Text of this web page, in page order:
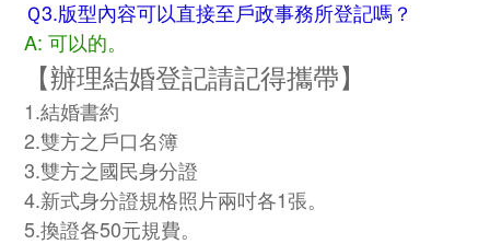
Ｑ3.版型內容可以直接至戶政事務所登記嗎？
A: 可以的。
【辦理結婚登記請記得攜帶】
1.結婚書約
2.雙方之戶口名簿
3.雙方之國民身分證
4.新式身分證規格照片兩吋各1張。
5.換證各50元規費。